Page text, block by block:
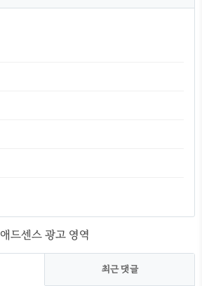
애드센스 광고 영역
최근 댓글